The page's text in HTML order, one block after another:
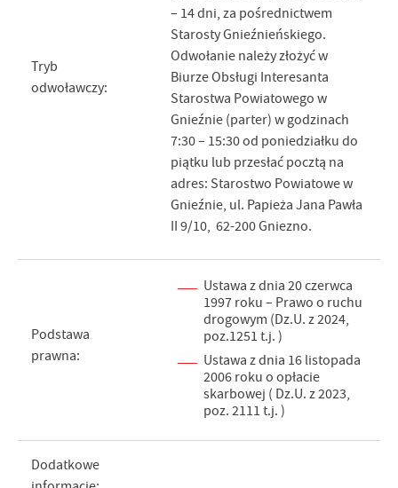
Tryb
odwoławczy:
– 14 dni, za pośrednictwem
Starosty Gnieźnieńskiego.
Odwołanie należy złożyć w
Biurze Obsługi Interesanta
Starostwa Powiatowego w
Gnieźnie (parter) w godzinach
7:30 – 15:30 od poniedziałku do
piątku lub przesłać pocztą na
adres: Starostwo Powiatowe w
Gnieźnie, ul. Papieża Jana Pawła
II 9/10, 62-200 Gniezno.
Podstawa
prawna:
Ustawa z dnia 20 czerwca
1997 roku – Prawo o ruchu
drogowym (Dz.U. z 2024,
poz.1251 t.j. )
Ustawa z dnia 16 listopada
2006 roku o opłacie
skarbowej ( Dz.U. z 2023,
poz. 2111 t.j. )
Dodatkowe